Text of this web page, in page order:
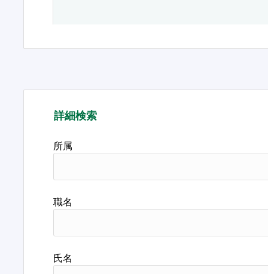
詳細検索
所属
職名
氏名